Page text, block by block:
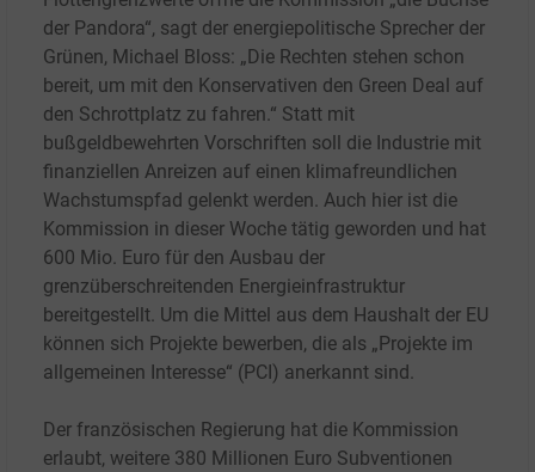
der Pandora“, sagt der energiepolitische Sprecher der
Grünen, Michael Bloss: „Die Rechten stehen schon
bereit, um mit den Konservativen den Green Deal auf
den Schrottplatz zu fahren.“ Statt mit
bußgeldbewehrten Vorschriften soll die Industrie mit
finanziellen Anreizen auf einen klimafreundlichen
Wachstumspfad gelenkt werden. Auch hier ist die
Kommission in dieser Woche tätig geworden und hat
600 Mio. Euro für den Ausbau der
grenzüberschreitenden Energieinfrastruktur
bereitgestellt. Um die Mittel aus dem Haushalt der EU
können sich Projekte bewerben, die als „Projekte im
allgemeinen Interesse“ (PCI) anerkannt sind.
Der französischen Regierung hat die Kommission
erlaubt, weitere 380 Millionen Euro Subventionen